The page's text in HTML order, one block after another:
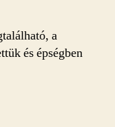
a
és épségben